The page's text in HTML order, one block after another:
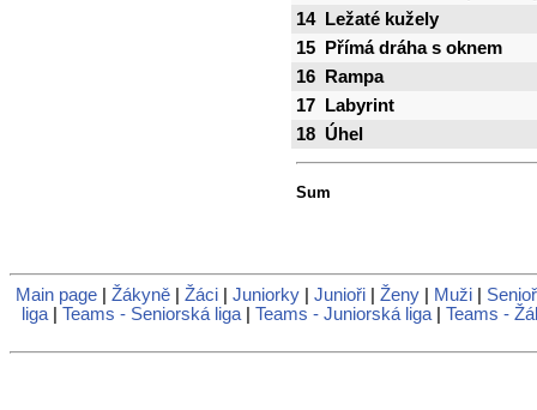
14
Ležaté kužely
15
Přímá dráha s oknem
16
Rampa
17
Labyrint
18 Úhel
Sum
Main page| Žákyně| Žáci| Juniorky| Junioři| Ženy| Muži|
liga
Teams - Seniorská liga Teams - Juniorská liga Teams -